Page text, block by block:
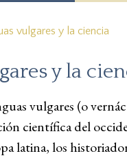
vulgares y la ciencia
y la
vulgares (o
científica del
latina, los